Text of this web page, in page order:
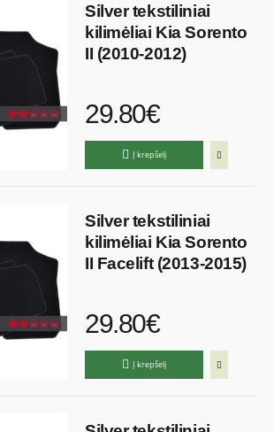
Silver tekstiliniai
kilimėliai Kia Sorento
II (2010-2012)
29.80€
Į krepšelį
Silver tekstiliniai
kilimėliai Kia Sorento
II Facelift (2013-2015)
29.80€
Į krepšelį